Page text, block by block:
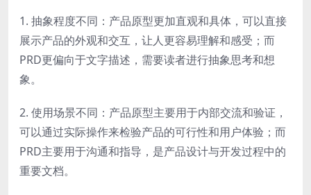
1. 抽象程度不同：产品原型更加直观和具体，可以直接
展示产品的外观和交互，让人更容易理解和感受；而
PRD更偏向于文字描述，需要读者进行抽象思考和想
象。
2. 使用场景不同：产品原型主要用于内部交流和验证，
可以通过实际操作来检验产品的可行性和用户体验；而
PRD主要用于沟通和指导，是产品设计与开发过程中的
重要文档。